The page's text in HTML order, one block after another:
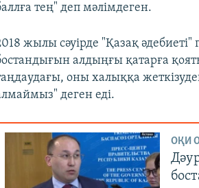
тең" деп мәлімдеген.
жылы сәуірде "Қазақ әдебиеті"
алдыңғы қатарға
оны халыққа
деген еді.
ОҚИ